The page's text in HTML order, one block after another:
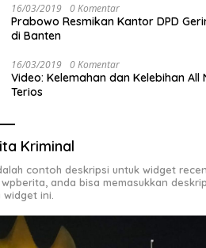
16/03/2019 0 Komentar
Prabowo Resmikan Kantor DPD
di Banten
16/03/2019 0 Komentar
Video: Kelemahan dan Kelebihan All
Terios
Kriminal
contoh deskripsi untuk widget
anda bisa memasukkan
widget ini.